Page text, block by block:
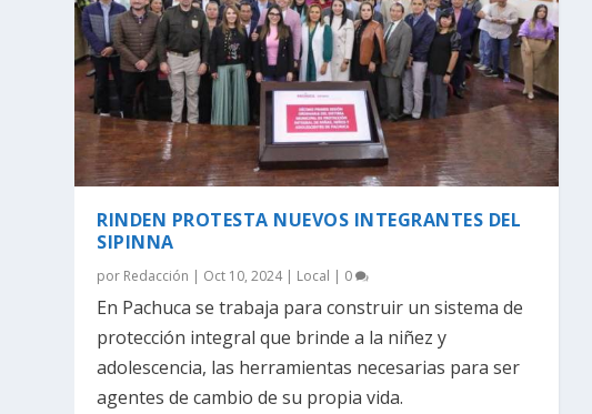
RINDEN PROTESTA NUEVOS INTEGRANTES DEL
SIPINNA
por Redacción | Oct 10, 2024| Local | 0
En Pachuca se trabaja para construir un sistema de
protección integral que brinde a la niñez y
adolescencia, las herramientas necesarias para ser
agentes de cambio de su propia vida.